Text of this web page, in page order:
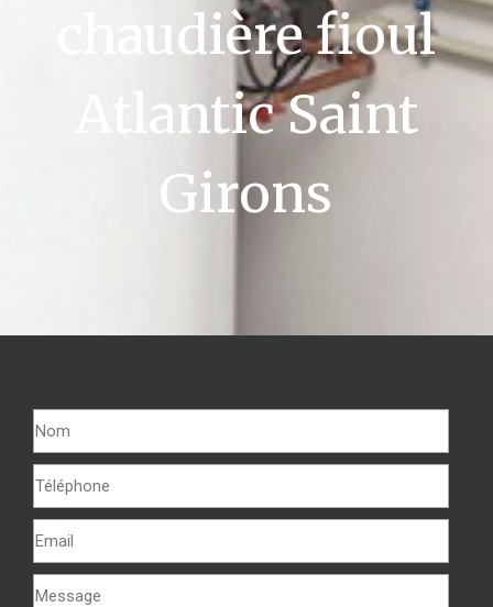
chaudière fioul
Atlantic Saint
Girons